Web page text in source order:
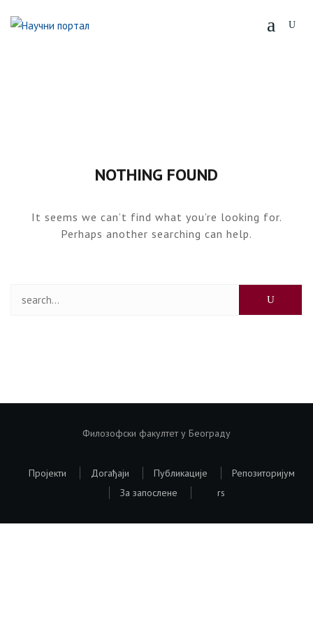
NOTHING FOUND
It seems we can’t find what you’re looking for.
Perhaps another searching can help.
Филозофски факултет у Београду
Пројекти Догађаји Публикације
Репозиторијум
За запослене
rs